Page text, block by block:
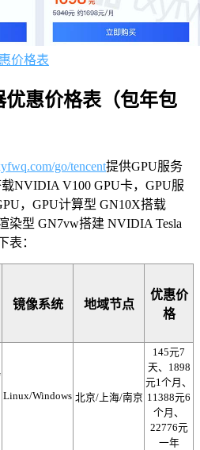
价格表
惠价格表（包年包
go/tencent提供GPU服务
NVIDIA V100 GPU卡，GPU服
，GPU计算型 GN10X搭载
染型 GN7vw搭建 NVIDIA Tesla
表：
镜像系统 地域节点
优惠价
格
Linux/Windows 北京/上海/南京
145元7
天、1898
元1个月、
11388元6
个月、
22776元
一年